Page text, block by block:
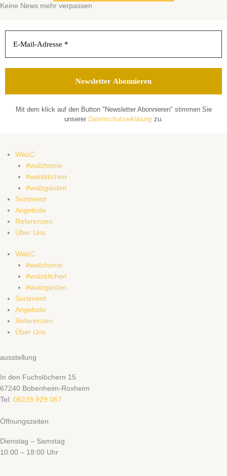
Keine News mehr verpassen
Mit dem klick auf den Button "Newsletter Abonnieren" stimmen Sie
unserer Datenschutzerklärungzu.
Walz
#walzhome
#walzkitchen
#walzgarden
Sortiment
Angebote
Referenzen
Über Uns
Walz
#walzhome
#walzkitchen
#walzgarden
Sortiment
Angebote
Referenzen
Über Uns
ausstellung
In den Fuchslöchern 15
67240 Bobenheim-Roxheim
Tel: 06239 929 067
Öffnungszeiten
Dienstag – Samstag
10:00 – 18:00 Uhr